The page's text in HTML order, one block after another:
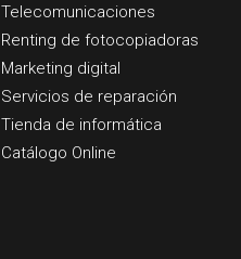
Telecomunicaciones
Renting de fotocopiadoras
Marketing digital
Servicios de reparación
Tienda de informática
Catálogo Online